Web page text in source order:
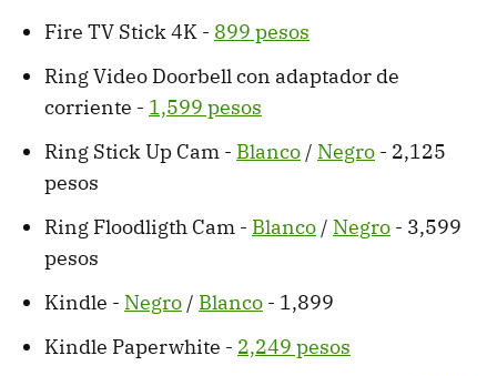
Fire TV Stick 4K - 899 pesos
Ring Video Doorbell con adaptador de
corriente - 1,599 pesos
Ring Stick Up Cam - Blanco / Negro - 2,125
pesos
Ring Floodligth Cam - Blanco / Negro - 3,599
pesos
Kindle - Negro / Blanco - 1,899
Kindle Paperwhite - 2,249 pesos